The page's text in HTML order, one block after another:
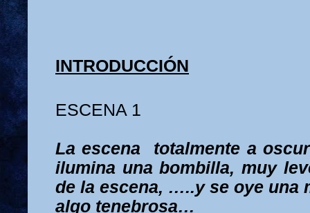
INTRODUCCIÓN
ESCENA 1
La escena
totalmente a
ilumina una bombilla, muy
de la escena, …..y se oye una
algo tenebrosa…